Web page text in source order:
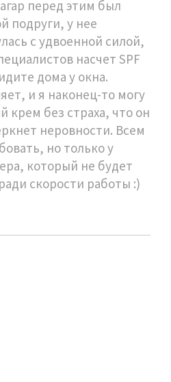
перед этим был
подруги, у нее
с удвоенной силой,
насчет SPF
дома у окна.
и я наконец-то могу
крем без страха, что он
неровности. Всем
но только у
который не будет
скорости работы :)